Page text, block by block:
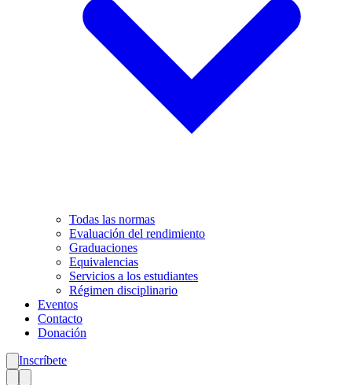
Todas las normas
Evaluación del rendimiento
Graduaciones
Equivalencias
Servicios a los estudiantes
Régimen disciplinario
Eventos
Contacto
Donación
Inscríbete